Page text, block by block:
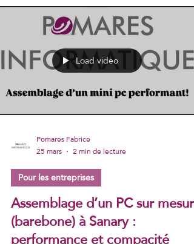
Load video
Pomares Fabrice
25 mars
2 min de lecture
Pour les entreprises